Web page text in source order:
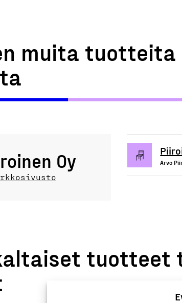
muita
Oy Arvo
tuotteet